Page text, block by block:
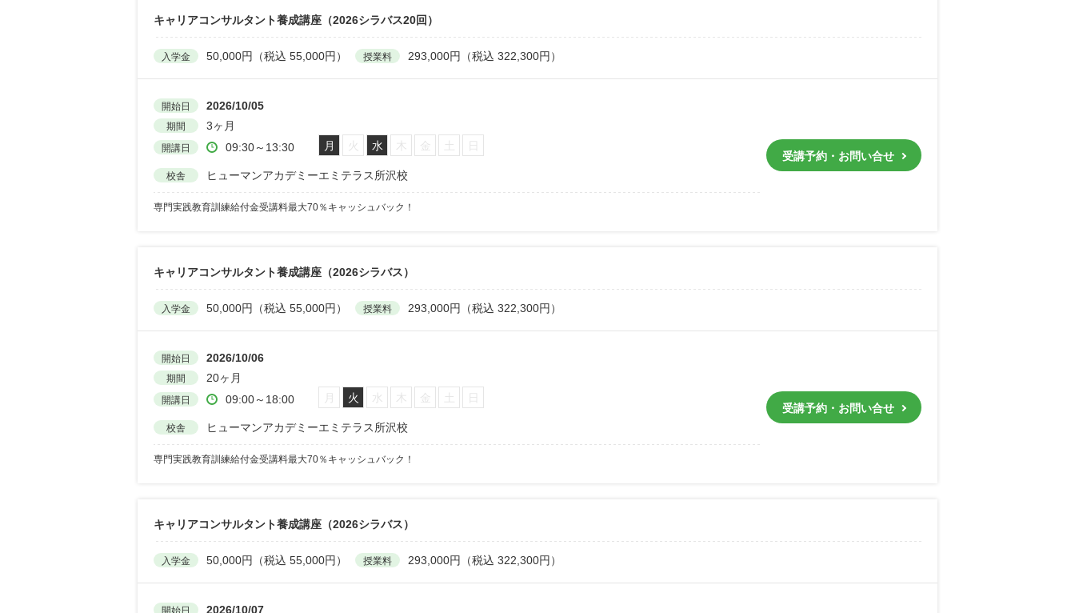
キャリアコンサルタント養成講座（2026シラバス20回）
入学金 50,000円（税込 55,000円） 授業料 293,000円（税込 322,300円）
開始日 2026/10/05
期間 3ヶ月
開講日 09:30～13:30 月 火 水 木 金 土 日
校舎 ヒューマンアカデミーエミテラス所沢校
専門実践教育訓練給付金受講料最大70％キャッシュバック！
受講予約・お問い合せ
キャリアコンサルタント養成講座（2026シラバス）
入学金 50,000円（税込 55,000円） 授業料 293,000円（税込 322,300円）
開始日 2026/10/06
期間 20ヶ月
開講日 09:00～18:00 月 火 水 木 金 土 日
校舎 ヒューマンアカデミーエミテラス所沢校
専門実践教育訓練給付金受講料最大70％キャッシュバック！
受講予約・お問い合せ
キャリアコンサルタント養成講座（2026シラバス）
入学金 50,000円（税込 55,000円） 授業料 293,000円（税込 322,300円）
開始日 2026/10/07